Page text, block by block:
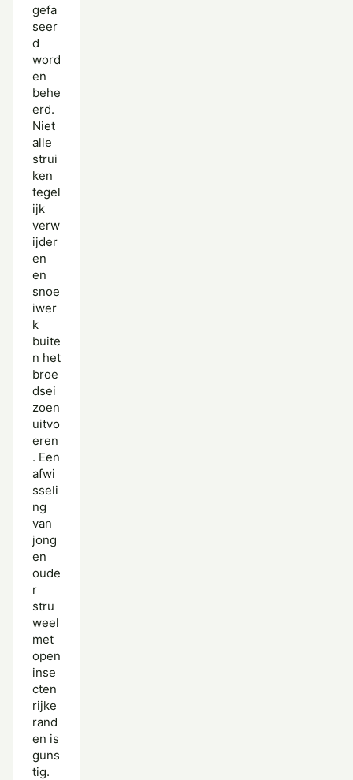
gefa
seer
d
word
en
behe
erd.
Niet
alle
strui
ken
tegel
ijk
verw
ijder
en
en
snoe
iwer
k
buite
n het
broe
dsei
zoen
uitvo
eren
. Een
afwi
sseli
ng
van
jong
en
oude
r
stru
weel
met
open
inse
cten
rijke
rand
en is
guns
tig.